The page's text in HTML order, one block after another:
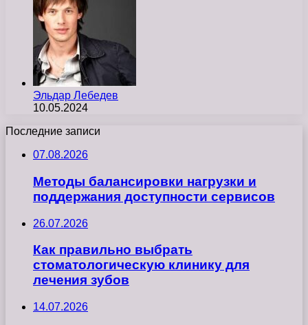
Эльдар Лебедев
10.05.2024
Последние записи
07.08.2026
Методы балансировки нагрузки и
поддержания доступности сервисов
26.07.2026
Как правильно выбрать
стоматологическую клинику для
лечения зубов
14.07.2026